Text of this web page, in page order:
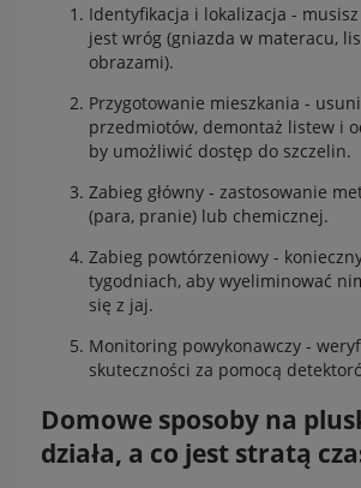
Identyfikacja i lokalizacja -
jest wróg (gniazda w materacu,
obrazami).
Przygotowanie mieszkania -
przedmiotów, demontaż listew i
by umożliwić dostęp do szczelin.
Zabieg główny - zastosowanie
(para, pranie) lub chemicznej.
Zabieg powtórzeniowy -
tygodniach, aby wyeliminować
się z jaj.
Monitoring powykonawczy -
skuteczności za pomocą
Domowe sposoby na
działa, a co jest stratą